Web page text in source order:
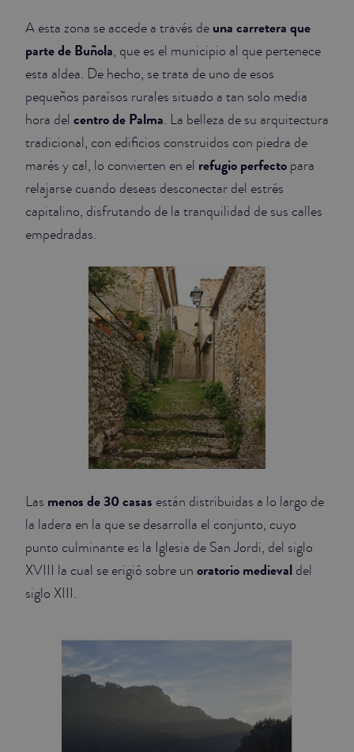
A esta zona se accede a través de una carretera que
parte de Buñola, que es el municipio al que pertenece
esta aldea. De hecho, se trata de uno de esos
pequeños paraísos rurales situado a tan solo media
hora del centro de Palma. La belleza de su arquitectura
tradicional, con edificios construidos con piedra de
marés y cal, lo convierten en el refugio perfecto para
relajarse cuando deseas desconectar del estrés
capitalino, disfrutando de la tranquilidad de sus calles
empedradas.
Las menos de 30 casas están distribuidas a lo largo de
la ladera en la que se desarrolla el conjunto, cuyo
punto culminante es la Iglesia de San Jordi, del siglo
XVIII la cual se erigió sobre un oratorio medieval del
siglo XIII.